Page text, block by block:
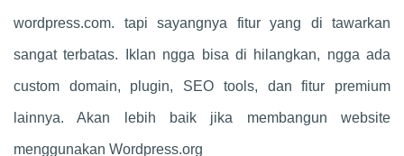
wordpress.com. tapi sayangnya fitur yang di tawarkan
sangat terbatas. Iklan ngga bisa di hilangkan, ngga ada
custom domain, plugin, SEO tools, dan fitur premium
lainnya. Akan lebih baik jika membangun website
menggunakan Wordpress.org